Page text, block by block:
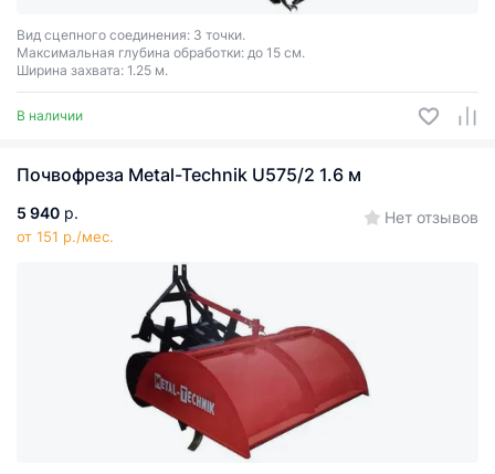
Вид сцепного соединения: 3 точки.
Максимальная глубина обработки: до 15 см.
Ширина захвата: 1.25 м.
В наличии
Почвофреза Metal-Technik U575/2 1.6 м
5 940 р.
от 151 р./мес.
Нет отзывов